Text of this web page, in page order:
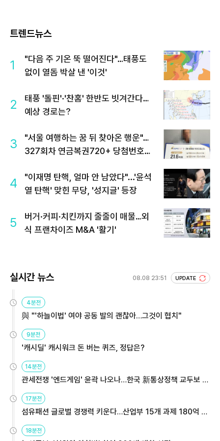
트렌드뉴스
1
"다음 주 기온 뚝 떨어진다"…태풍도
없이 열돔 박살 낸 '이것'
2
태풍 '돌핀'·'찬홈' 한반도 빗겨간다…
예상 경로는?
3
"서울 여행하는 꿈 뒤 찾아온 행운"…
327회차 연금복권720+ 당첨번호조
4
"이재명 탄핵, 얼마 안 남았다"...'윤석
열 탄핵' 맞힌 무당, '성지글' 등장
5
버거·커피·치킨까지 줄줄이 매물…외
식 프랜차이즈 M&A '활기'
실시간 뉴스 08.08 23:51 UPDATE
4분전
與 "'하늘이법' 여야 공동 발의 괜찮아…그것이 협치"
9분전
'캐시딜' 캐시워크 돈 버는 퀴즈, 정답은?
14분전
관세전쟁 '엔드게임' 윤곽 나오나…한국 新통상정책 교두보 활
17분전
섬유패션 글로벌 경쟁력 키운다…산업부 15개 과제 180억 지
18분전